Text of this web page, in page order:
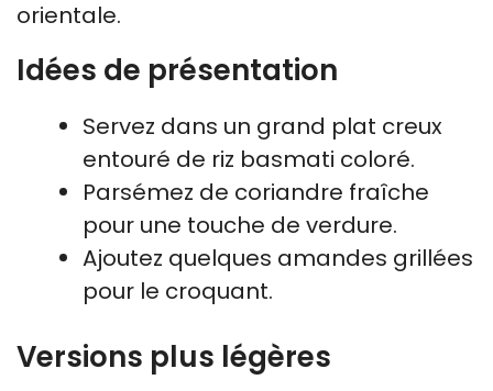
orientale.
Idées de présentation
Servez dans un grand plat creux
entouré de riz basmati coloré.
Parsémez de coriandre fraîche
pour une touche de verdure.
Ajoutez quelques amandes grillées
pour le croquant.
Versions plus légères